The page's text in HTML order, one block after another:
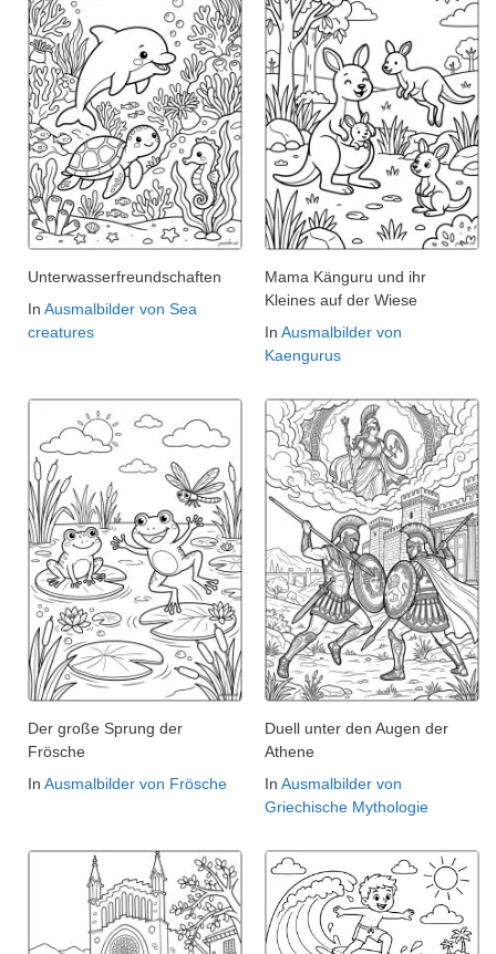
Unterwasserfreundschaften
In Ausmalbilder von Sea
creatures
Mama Känguru und ihr
Kleines auf der Wiese
In Ausmalbilder von
Kaengurus
Der große Sprung der
Frösche
In Ausmalbilder von Frösche
Duell unter den Augen der
Athene
In Ausmalbilder von
Griechische Mythologie